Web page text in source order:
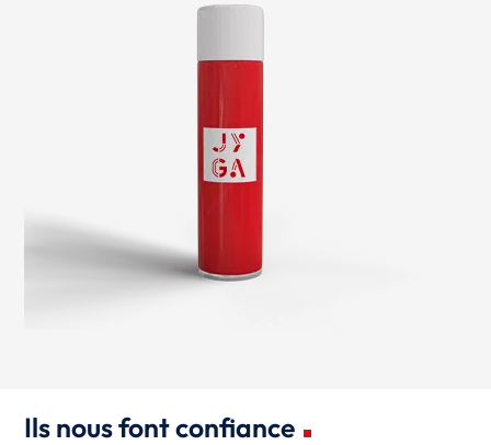
Ils nous font confiance